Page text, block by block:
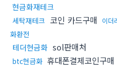
현금화재테크
세탁재테크 코인 카드구매 이더
화환전
테더현금화 sol판매처
btc현금화 휴대폰결제코인구매